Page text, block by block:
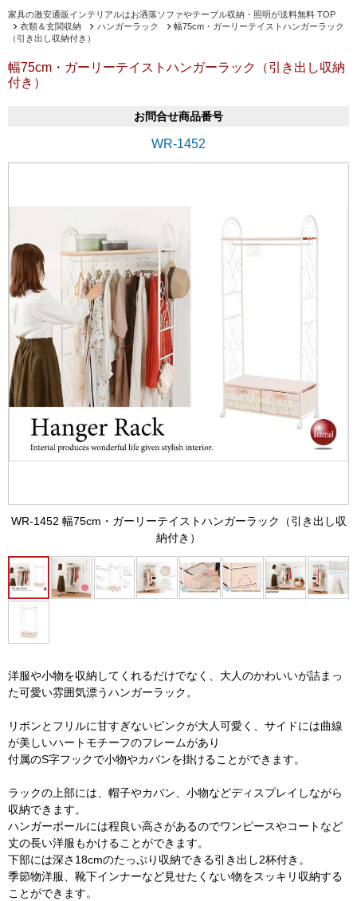
家具の激安通販インテリアルはお洒落ソファやテーブル収納・照明が送料無料 TOP
衣類＆玄関収納
ハンガーラック
幅75cm・ガーリーテイストハンガーラック
（引き出し収納付き）
幅75cm・ガーリーテイストハンガーラック（引き出し収納
付き）
お問合せ商品番号
WR-1452
WR-1452 幅75cm・ガーリーテイストハンガーラック（引き出し収
納付き）
洋服や小物を収納してくれるだけでなく、大人のかわいいが詰まっ
た可愛い雰囲気漂うハンガーラック。
リボンとフリルに甘すぎないピンクが大人可愛く、サイドには曲線
が美しいハートモチーフのフレームがあり
付属のS字フックで小物やカバンを掛けることができます。
ラックの上部には、帽子やカバン、小物などディスプレイしながら
収納できます。
ハンガーポールには程良い高さがあるのでワンピースやコートなど
丈の長い洋服もかけることができます。
下部には深さ18cmのたっぷり収納できる引き出し2杯付き。
季節物洋服、靴下インナーなど見せたくない物をスッキリ収納する
ことができます。